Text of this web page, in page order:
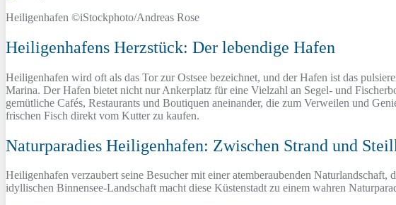
Heiligenhafen ©iStockphoto/Andreas Rose
Heiligenhafens Herzstück: Der lebendige Hafen
Heiligenhafen wird oft als das Tor zur Ostsee bezeichnet, und der Hafen ist das
Marina. Der Hafen bietet nicht nur Ankerplatz für eine Vielzahl an Segel- und
gemütliche Cafés, Restaurants und Boutiquen aneinander, die zum Verweilen und
frischen Fisch direkt vom Kutter zu kaufen.
Naturparadies Heiligenhafen: Zwischen Strand und
Heiligenhafen verzaubert seine Besucher mit einer atemberaubenden
idyllischen Binnensee-Landschaft macht diese Küstenstadt zu einem wahren